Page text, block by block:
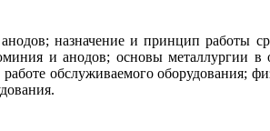
назначение и принцип работы
и анодов; основы металлургии
обслуживаемого оборудования;